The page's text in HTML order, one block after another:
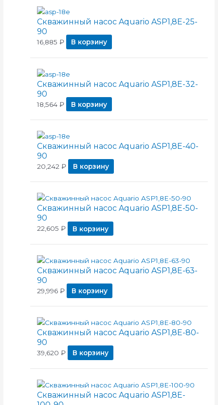
Скважинный насос Aquario ASP1,8E-25-
90
16,885 ₽ В корзину
Скважинный насос Aquario ASP1,8E-32-
90
18,564 ₽ В корзину
Скважинный насос Aquario ASP1,8E-40-
90
20,242 ₽ В корзину
Скважинный насос Aquario ASP1,8E-50-
90
22,605 ₽ В корзину
Скважинный насос Aquario ASP1,8E-63-
90
29,996 ₽ В корзину
Скважинный насос Aquario ASP1,8E-80-
90
39,620 ₽ В корзину
Скважинный насос Aquario ASP1,8E-